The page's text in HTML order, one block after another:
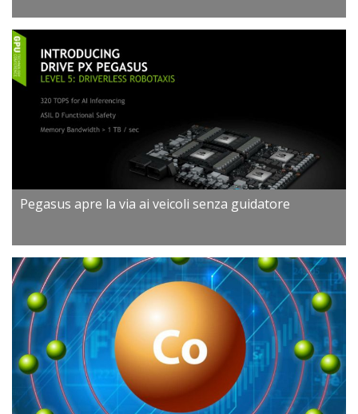
Pegasus apre la via ai veicoli senza guidatore